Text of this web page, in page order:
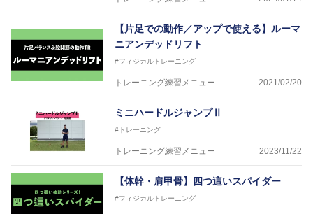
【片足での動作／アップで使える】ルーマ
ニアンデッドリフト
#フィジカルトレーニング
トレーニング練習メニュー 2021/02/20
ミニハードルジャンプⅡ
#トレーニング
トレーニング練習メニュー 2023/11/22
【体幹・肩甲骨】四つ這いスパイダー
#フィジカルトレーニング